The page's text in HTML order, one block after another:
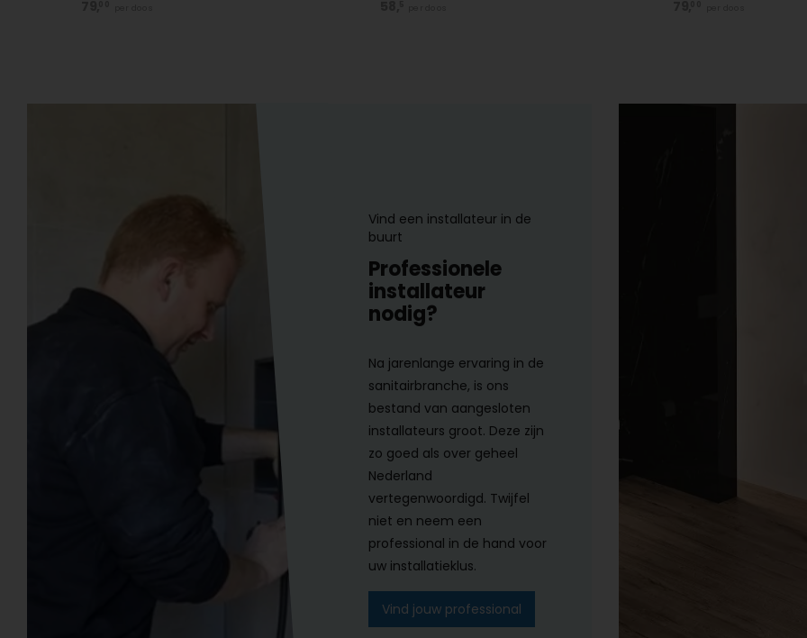
Vind een installateur in de
buurt
Professionele
installateur
nodig?
Na jarenlange ervaring in de
sanitairbranche, is ons
bestand van aangesloten
installateurs groot. Deze zijn
zo goed als over geheel
Nederland
vertegenwoordigd. Twijfel
niet en neem een
professional in de hand voor
uw installatieklus.
Vind jouw professional